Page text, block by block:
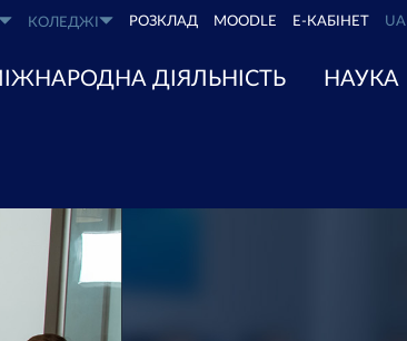
КОЛЕДЖІ РОЗКЛАД MOODLE Е-КАБІНЕТ UA
ДІЯЛЬНІСТЬ НАУКА